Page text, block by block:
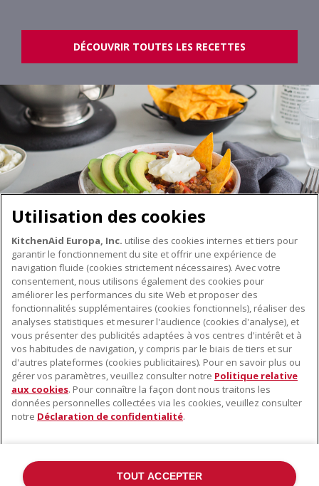
DÉCOUVRIR TOUTES LES RECETTES
À PROPOS DE KITCHENAID
À propos de KitchenAid
Histoire de la marque
Communiqués de presse
ODR
NOS PRODUITS
Petits électroménagers
Matériel de cuisine
Accessoires
SERVICE CLIENT
Trouver un magasin
Utilisation des cookies
KitchenAid Europa, Inc. utilise des cookies internes et tiers pour
garantir le fonctionnement du site et offrir une expérience de
navigation fluide (cookies strictement nécessaires). Avec votre
consentement, nous utilisons également des cookies pour
améliorer les performances du site Web et proposer des
fonctionnalités supplémentaires (cookies fonctionnels), réaliser des
analyses statistiques et mesurer l'audience (cookies d'analyse), et
vous présenter des publicités adaptées à vos centres d'intérêt et à
vos habitudes de navigation, y compris par le biais de tiers et sur
d'autres plateformes (cookies publicitaires). Pour en savoir plus ou
gérer vos paramètres, veuillez consulter notre Politique relative
aux cookies. Pour connaître la façon dont nous traitons les
données personnelles collectées via les cookies, veuillez consulter
notre Déclaration de confidentialité.
TOUT ACCEPTER